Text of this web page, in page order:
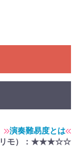
演奏難易度とは
リモ）：★★★☆☆